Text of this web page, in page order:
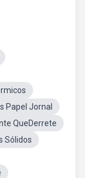
Papel Jornal
QueDerrete
Sólidos